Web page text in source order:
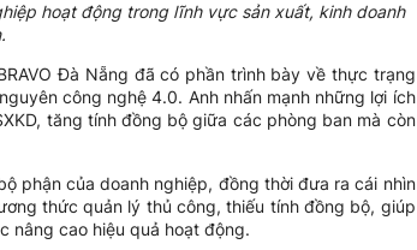
hoạt động trong lĩnh vực sản xuất, kinh doanh
Đà Nẵng đã có phần trình bày về thực trạng
công nghệ 4.0. Anh nhấn mạnh những lợi ích
tăng tính đồng bộ giữa các phòng ban mà còn
phận của doanh nghiệp, đồng thời đưa ra cái nhìn
thức quản lý thủ công, thiếu tính đồng bộ, giúp
nâng cao hiệu quả hoạt động.